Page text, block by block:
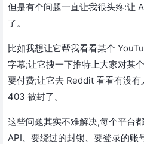
但是有个问题一直让我很头疼:让
了。
比如我想让它帮我看看某个
字幕;让它搜一下推特上大家对某
要付费;让它去 Reddit 看看有没
403 被封了。
这些问题其实不难解决,每个平
API、要绕过的封锁、要登录的账